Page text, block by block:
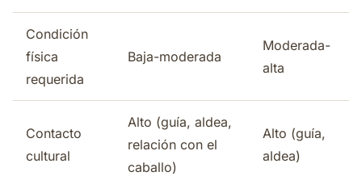
Condición
física
requerida
Baja-moderada
Moderada-
alta
Contacto
cultural
Alto (guía, aldea,
relación con el
caballo)
Alto (guía,
aldea)